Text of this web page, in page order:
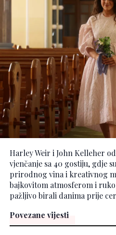
Harley Weir i John Kelleher
vjenčanje sa 40 gostiju, gdje
prirodnog vina i kreativnog
bajkovitom atmosferom i
pažljivo birali danima prije
Povezane vijesti